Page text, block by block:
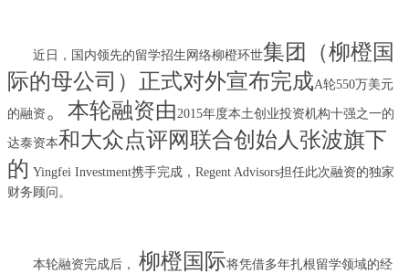
近日 ， 国内领先的留学招生网络柳橙环世集团（柳橙国
际的母公司）正式对外宣布完成A轮550万美元
的融资 。本轮融资由 2015年度本土创业投资机构十强之一的
达泰资本和大众点评网联合创始人张波旗下
的 Yingfei Investment携手完成，Regent Advisors担任此次融资的独家
财务顾问 。
本轮融资完成后， 柳橙国际将凭借多年扎根留学领域的经